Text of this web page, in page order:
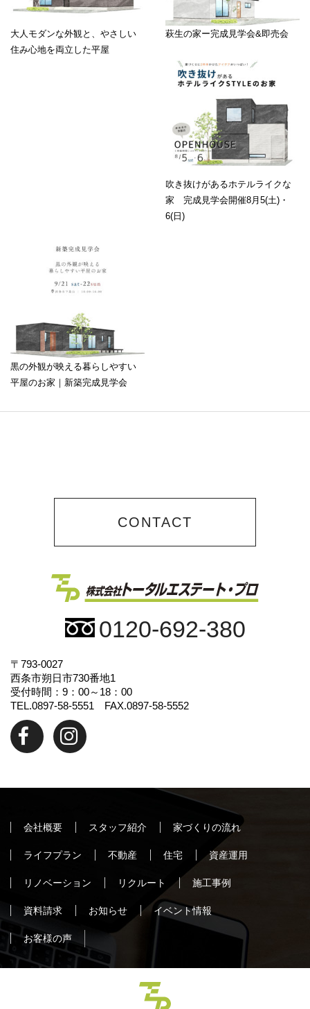
大人モダンな外観と、やさしい
住み心地を両立した平屋
萩生の家ー完成見学会&即売会
吹き抜けがあるホテルライクな
家 完成見学会開催8月5(土)・
6(日)
黒の外観が映える暮らしやすい
平屋のお家｜新築完成見学会
CONTACT
0120-692-380
〒793-0027
西条市朔日市730番地1
受付時間：9：00～18：00
TEL.0897-58-5551 FAX.0897-58-5552
会社概要 スタッフ紹介 家づくりの流れ
ライフプラン 不動産 住宅 資産運用
リノベーション リクルート 施工事例
資料請求 お知らせ イベント情報
お客様の声